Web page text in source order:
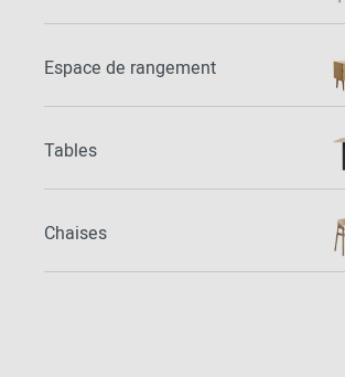
Espace de rangement
Tables
Chaises